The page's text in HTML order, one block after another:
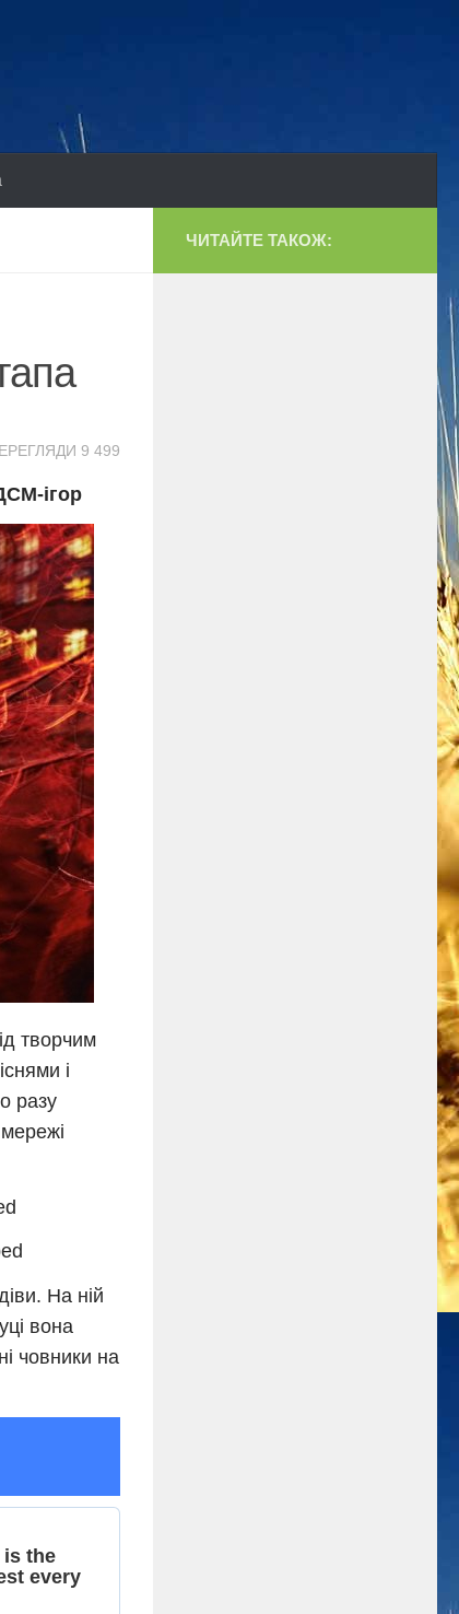
9 499
ігор
творчим
і
разу
На ній
вона
човники на
ЧИТАЙТЕ ТАКОЖ: